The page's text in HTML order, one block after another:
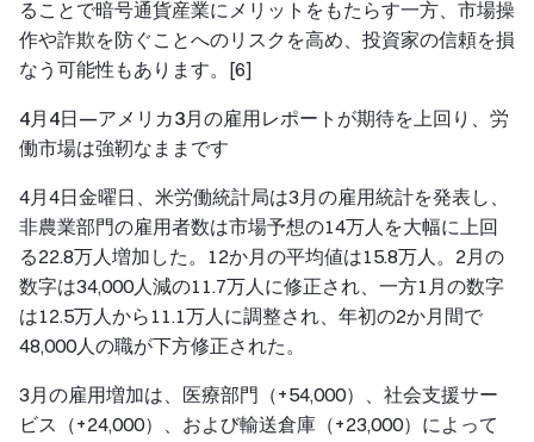
ることで暗号通貨産業にメリットをもたらす一方、市場操
作や詐欺を防ぐことへのリスクを高め、投資家の信頼を損
なう可能性もあります。[6]
4月4日—アメリカ3月の雇用レポートが期待を上回り、労
働市場は強靭なままです
4月4日金曜日、米労働統計局は3月の雇用統計を発表し、
非農業部門の雇用者数は市場予想の14万人を大幅に上回
る22.8万人増加した。12か月の平均値は15.8万人。2月の
数字は34,000人減の11.7万人に修正され、一方1月の数字
は12.5万人から11.1万人に調整され、年初の2か月間で
48,000人の職が下方修正された。
3月の雇用増加は、医療部門（+54,000）、社会支援サー
ビス（+24,000）、および輸送倉庫（+23,000）によって